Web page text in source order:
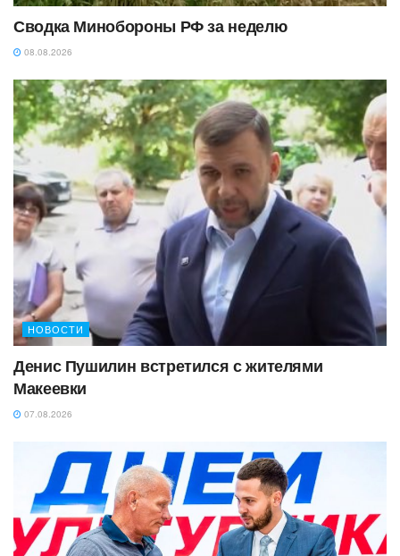
Сводка Минобороны РФ за неделю
08.08.2026
НОВОСТИ
Денис Пушилин встретился с жителями
Макеевки
07.08.2026